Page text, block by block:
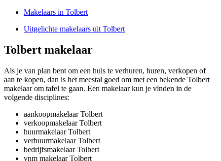
Makelaars in Tolbert
Uitgelichte makelaars uit Tolbert
Tolbert makelaar
Als je van plan bent om een huis te verhuren, huren, verkopen of
aan te kopen, dan is het meestal goed om met een bekende Tolbert
makelaar om tafel te gaan. Een makelaar kun je vinden in de
volgende disciplines:
aankoopmakelaar Tolbert
verkoopmakelaar Tolbert
huurmakelaar Tolbert
verhuurmakelaar Tolbert
bedrijfsmakelaar Tolbert
vnm makelaar Tolbert